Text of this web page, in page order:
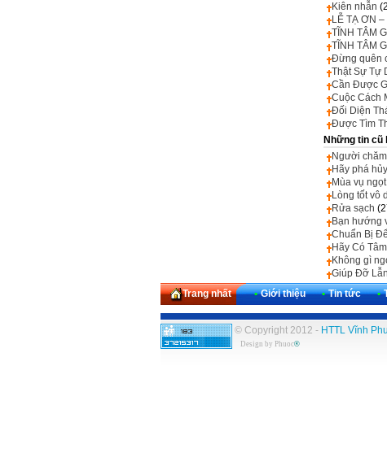
Kiên nhẫn
LỄ TẠ ƠN
TĨNH TÂM
TĨNH TÂM
Đừng quên
Thật Sự Tự
Cần Được
Cuộc Cách
Đối Diện
Được Tìm
Những tin cũ
Người
Hãy phá
Mùa vụ
Lòng tốt vô
Rửa sạch
Bạn hướng
Chuẩn Bị
Hãy Có
Không gì
Giúp Đỡ
Trang nhất
• Giới thiệu • Tin tức •
© Copyright 2012 - HTTL Vĩnh
Design by Phuoc®